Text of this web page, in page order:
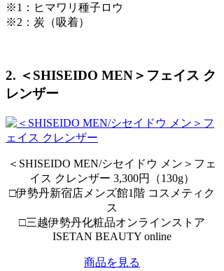
※1：ヒマワリ種子ロウ
※2：炭（吸着）
2. ＜SHISEIDO MEN＞フェイス ク
レンザー
＜SHISEIDO MEN/シセイドウ メン＞フェ
イス クレンザー 3,300円（130g）
□伊勢丹新宿店メンズ館1階 コスメティク
ス
□三越伊勢丹化粧品オンラインストア
ISETAN BEAUTY online
商品を見る